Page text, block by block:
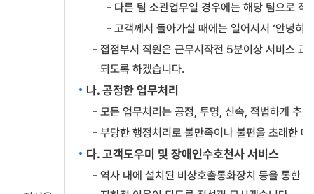
다른 팀 소관업무일 경우에는 해당 팀으로
고객께서 돌아가실 때에는 일어서서 ‘안녕히
접점부서 직원은 근무시작전 5분이상 서비스 교
되도록 하겠습니다.
나. 공정한 업무처리
모든 업무처리는 공정, 투명, 신속, 적법하게 추
부당한 행정처리로 불만족이나 불편을 초래한
다. 고객도우미 및 장애인수호천사 서비스
역사 내에 설치된 비상호출통화장치 등을 통한